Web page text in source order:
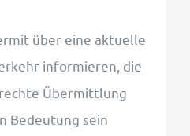
über eine aktuelle
informieren, die
Übermittlung
Bedeutung sein